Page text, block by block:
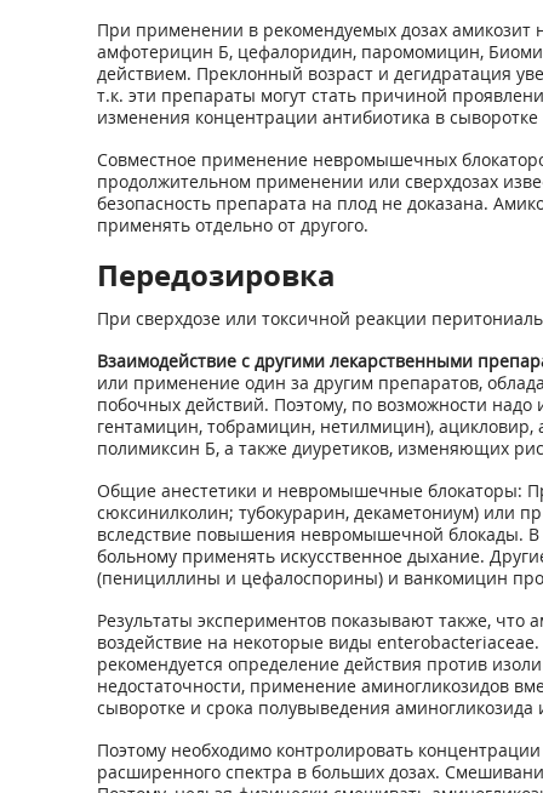
При применении в рекомендуемых дозах амикозит
амфотерицин Б, цефалоридин, паромомицин,
действием. Преклонный возраст и дегидратация
т.к. эти препараты могут стать причиной
изменения концентрации антибиотика в сыворотке
Совместное применение невромышечных
продолжительном применении или сверхдозах
безопасность препарата на плод не доказана.
применять отдельно от другого.
Передозировка
При сверхдозе или токсичной реакции
Взаимодействие с другими лекарственными
или применение один за другим препаратов,
побочных действий. Поэтому, по возможности
гентамицин, тобрамицин, нетилмицин),
полимиксин Б, а также диуретиков, изменяющих
Общие анестетики и невромышечные блокаторы:
сюксинилколин; тубокурарин, декаметониум) или
вследствие повышения невромышечной блокады.
больному применять искусственное дыхание.
(пенициллины и цефалоспорины) и ванкомицин
Результаты экспериментов показывают также,
воздействие на некоторые виды
рекомендуется определение действия против
недостаточности, применение аминогликозидов
сыворотке и срока полувыведения аминогликозида
Поэтому необходимо контролировать
расширенного спектра в больших дозах.